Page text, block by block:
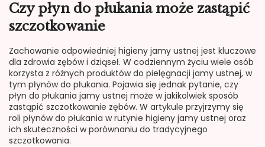
Czy płyn do płukania może zastąpić
szczotkowanie
Zachowanie odpowiedniej higieny jamy ustnej jest kluczowe
dla zdrowia zębów i dziąseł. W codziennym życiu wiele osób
korzysta z różnych produktów do pielęgnacji jamy ustnej, w
tym płynów do płukania. Pojawia się jednak pytanie, czy
płyn do płukania jamy ustnej może w jakikolwiek sposób
zastąpić szczotkowanie zębów. W artykule przyjrzymy się
roli płynów do płukania w rutynie higieny jamy ustnej oraz
ich skuteczności w porównaniu do tradycyjnego
szczotkowania.